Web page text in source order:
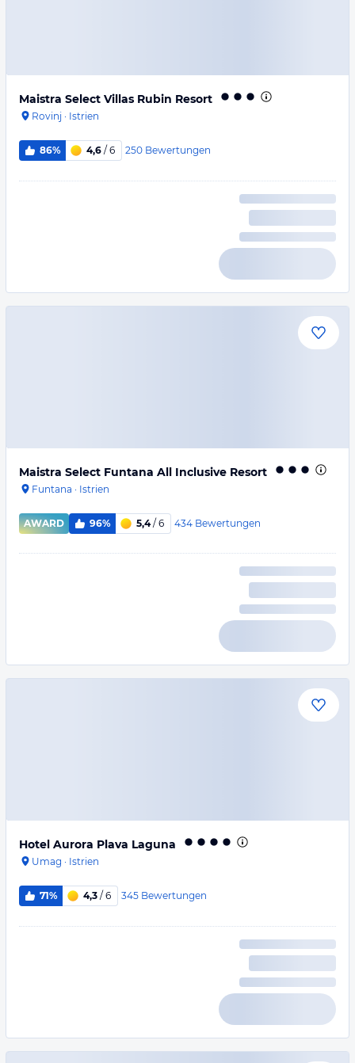
Maistra Select Villas Rubin Resort
Rovinj · Istrien
86% 4,6 / 6 250 Bewertungen
Maistra Select Funtana All Inclusive Resort
Funtana · Istrien
AWARD 96% 5,4/ 6 434 Bewertungen
Hotel Aurora Plava Laguna
Umag · Istrien
71% 4,3 / 6 345 Bewertungen